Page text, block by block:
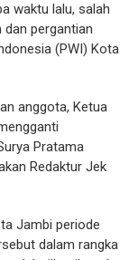
waktu lalu, salah
pergantian
(PWI) Kota
anggota, Ketua
Pratama
Redaktur Jek
Jambi periode
dalam rangka